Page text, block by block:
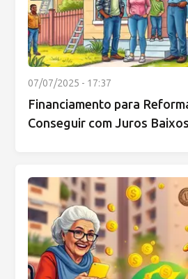
07/07/2025 - 17:37
Financiamento para
Conseguir com Juros Baixos